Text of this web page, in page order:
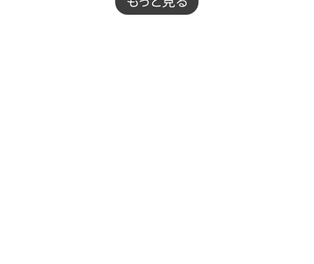
に応じた葬儀や法事を執り行うことができ、多くの